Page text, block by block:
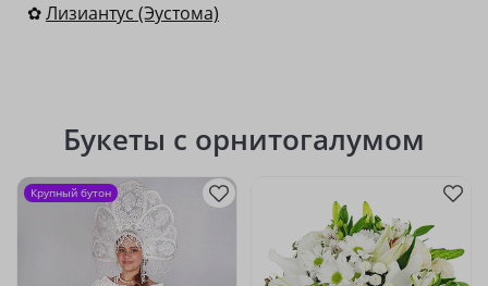
✿Лизиантус (Эустома)
Букеты с орнитогалумом
Крупный бутон